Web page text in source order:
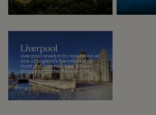
Liverpool
Liverpool revels in its reputation as
one of England's friendliest and
most photogenic cities. Its jaw-
dropping, Gothic Revival-style...